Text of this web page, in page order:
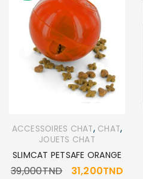
ACCESSOIRES CHAT, CHAT,
JOUETS CHAT
SLIMCAT PETSAFE ORANGE
39,000TND 31,200TND